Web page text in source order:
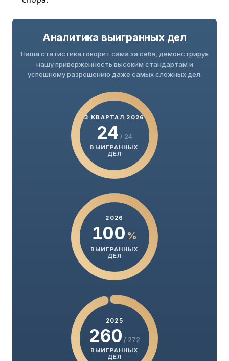
Аналитика выигранных дел
Наша статистика говорит сама за себя, демонстрируя
нашу приверженность высоким стандартам и
успешному разрешению даже самых сложных дел.
3 КВАРТАЛ 2026
24 / 24
ВЫИГРАННЫХ
ДЕЛ
2026
100 %
ВЫИГРАННЫХ
ДЕЛ
2025
260 / 272
ВЫИГРАННЫХ
ДЕЛ